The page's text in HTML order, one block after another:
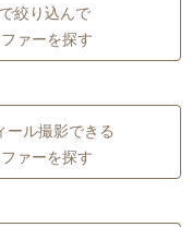
で絞り込んで
ァーを探す
ール撮影できる
ァーを探す